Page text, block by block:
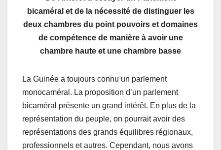
bicaméral et de la nécessité de distinguer les
deux chambres du point pouvoirs et domaines
de compétence de manière à avoir une
chambre haute et une chambre basse
La Guinée a toujours connu un parlement
monocaméral. La proposition d’un parlement
bicaméral présente un grand intérêt. En plus de la
représentation du peuple, on pourrait avoir des
représentations des grands équilibres régionaux,
professionnels et autres. Cependant, nous avons